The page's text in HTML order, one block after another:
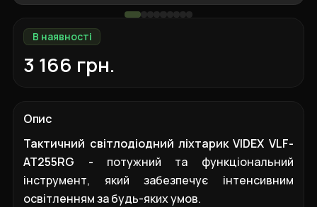
В наявності
3 166 грн.
Опис
Тактичний світлодіодний ліхтарик VIDEX VLF-
AT255RG
- потужний та функціональний
інструмент, який забезпечує інтенсивним
освітленням за будь-яких умов.